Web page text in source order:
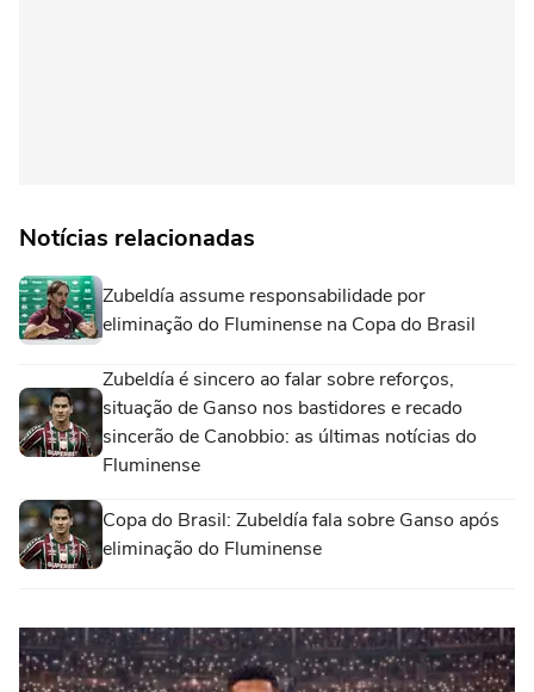
Notícias relacionadas
Zubeldía assume responsabilidade por
eliminação do Fluminense na Copa do Brasil
Zubeldía é sincero ao falar sobre reforços,
situação de Ganso nos bastidores e recado
sincerão de Canobbio: as últimas notícias do
Fluminense
Copa do Brasil: Zubeldía fala sobre Ganso após
eliminação do Fluminense